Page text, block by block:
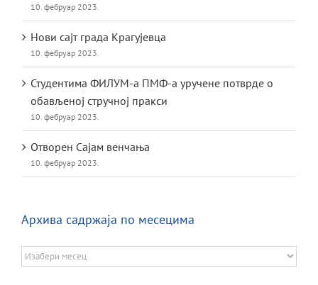
10. фебруар 2023.
Нови сајт града Крагујевца
10. фебруар 2023.
Студентима ФИЛУМ-а ПМФ-а уручене потврде о
обављеној стручној пракси
10. фебруар 2023.
Отворен Сајам венчања
10. фебруар 2023.
Архива садржаја по месецима
Архива
садржаја